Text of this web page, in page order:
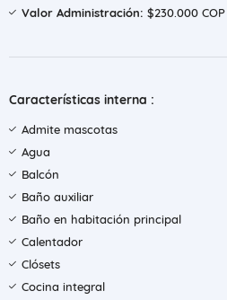
Valor Administración: $230.000 COP
Características interna :
Admite mascotas
Agua
Balcón
Baño auxiliar
Baño en habitación principal
Calentador
Clósets
Cocina integral